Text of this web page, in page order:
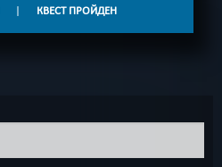
| КВЕСТ ПРОЙДЕН